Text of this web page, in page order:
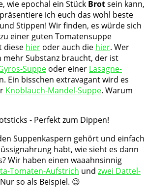
wie epochal ein Stück Brotsein kann,
ich euch das wohl beste
Stippen! Wir finden, es würde sich
einer guten Tomatensuppe
diese hier oder auch die hier. Wer
mehr Substanz braucht, der ist
Suppe oder einer Lasagne-
Ein bisschen extravagant wird es
Knoblauch-Mandel-Suppe. Warum
Suppenkaspern gehört und einfach
habt, wie sieht es dann
Wir haben einen waaahnsinnig
Tomaten-Aufstrich und zwei Dattel-
so als Beispiel. 😉